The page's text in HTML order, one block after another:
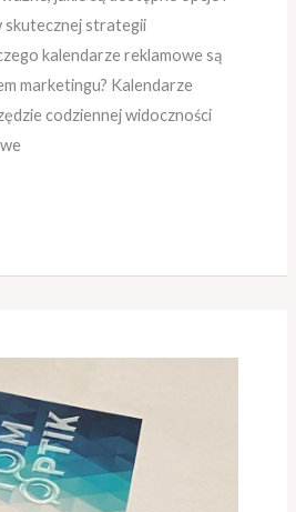
skutecznej strategii
kalendarze reklamowe są
marketingu? Kalendarze
codziennej widoczności